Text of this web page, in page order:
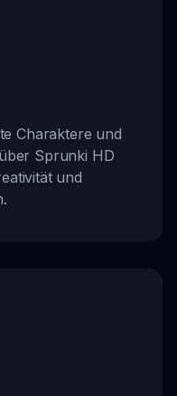
Charaktere und
Sprunki HD
und